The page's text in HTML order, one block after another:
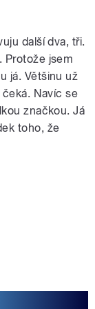
další dva, tři.
Protože jsem
já. Většinu už
Navíc se
značkou. Já
toho, že